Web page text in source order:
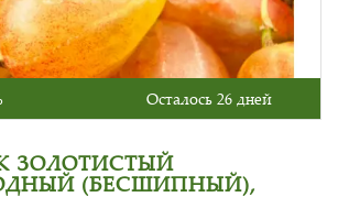
Осталось 26 дней
ЗОЛОТИСТЫЙ
(БЕСШИПНЫЙ),